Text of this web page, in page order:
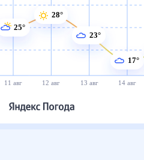
11 авг 12 авг 13 авг 14 авг
25°
28°
23°
17°